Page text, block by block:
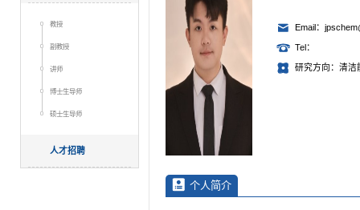
教授
副教授
讲师
博士生导师
硕士生导师
人才招聘
Email：
Tel：
研究方向：清洁
个人简介